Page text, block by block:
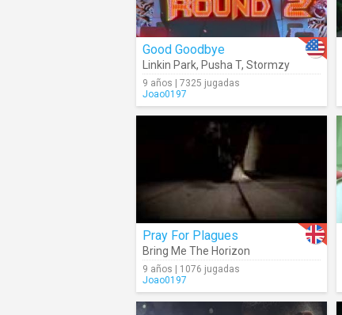
Good Goodbye
Linkin Park, Pusha T, Stormzy
9 años | 7325 jugadas
Joao0197
Pray For Plagues
Bring Me The Horizon
9 años | 1076 jugadas
Joao0197